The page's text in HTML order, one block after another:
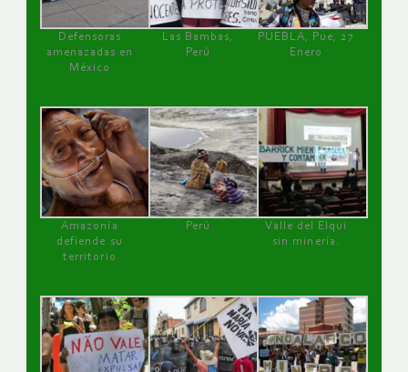
Defensoras
amenazadas en
México
Las Bambas,
Perú
PUEBLA, Pue, 27
Enero
Amazonía
defiende su
territorio
Perú
Valle del Elqui
sin minería.